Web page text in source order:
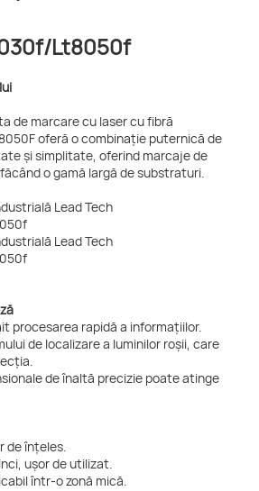
Lt8050f
de marcare cu laser cu fibră
oferă o combinație puternică de
și simplitate, oferind marcaje de
o gamă largă de substraturi.
procesarea rapidă a informațiilor.
de localizare a luminilor roșii, care
de înaltă precizie poate atinge
de înțeles.
ușor de utilizat.
într-o zonă mică.